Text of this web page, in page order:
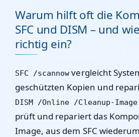
Warum hilft oft die
SFC und DISM – und
richtig ein?
SFC /scannow vergleicht
geschützten Kopien und
DISM /Online /Cleanup-
prüft und repariert das
Image, aus dem SFC